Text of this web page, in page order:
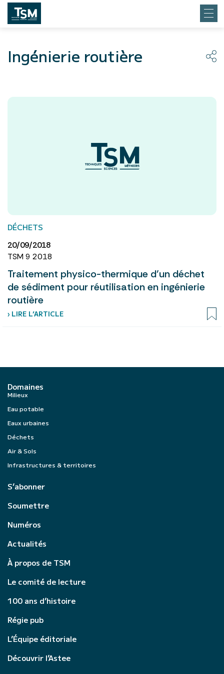
Ingénierie routière
DÉCHETS
20/09/2018
TSM 9 2018
Traitement physico-thermique d’un déchet
de sédiment pour réutilisation en ingénierie
routière
› LIRE L’ARTICLE
Domaines
Milieux
Eau potable
Eaux urbaines
Déchets
Air & Sols
Infrastructures & territoires
S’abonner
Soumettre
Numéros
Actualités
À propos de TSM
Le comité de lecture
100 ans d’histoire
Régie pub
L’Équipe éditoriale
Découvrir l’Astee